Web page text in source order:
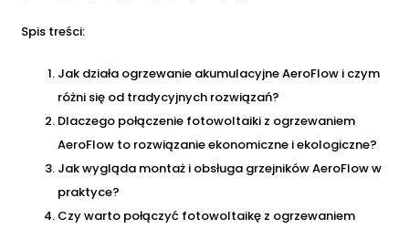
Spis treści:
Jak działa ogrzewanie akumulacyjne AeroFlow i czym
różni się od tradycyjnych rozwiązań?
Dlaczego połączenie fotowoltaiki z ogrzewaniem
AeroFlow to rozwiązanie ekonomiczne i ekologiczne?
Jak wygląda montaż i obsługa grzejników AeroFlow w
praktyce?
Czy warto połączyć fotowoltaikę z ogrzewaniem